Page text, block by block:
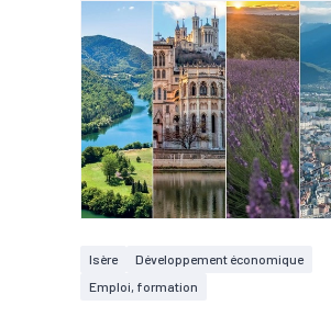
Isère
Développement économique
Emploi, formation